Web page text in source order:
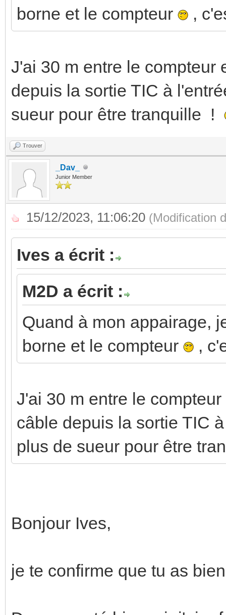
borne et le compteur
,
J'ai 30 m entre le compteur
depuis la sortie TIC à
sueur pour être tranquille !
Trouver
_Dav_
Junior Member
15/12/2023, 11:06:20 (Modification
Ives a écrit :
M2D a écrit :
Quand à mon appairage,
borne et le compteur
,
J'ai 30 m entre le
câble depuis la sortie TIC
plus de sueur pour être
Bonjour Ives,
je te confirme que tu as